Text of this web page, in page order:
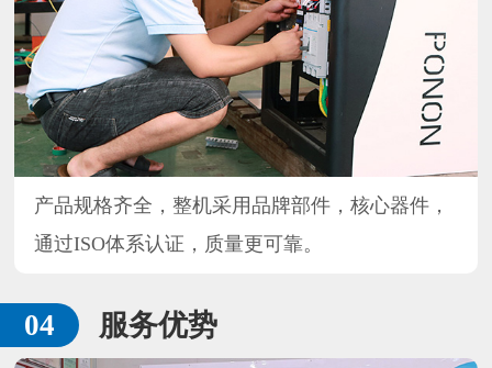
产品规格齐全，整机采用品牌部件，核心器件，
通过ISO体系认证，质量更可靠。
服务优势